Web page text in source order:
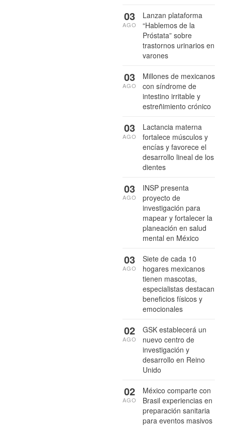
Lanzan plataforma
“Hablemos de la
Próstata” sobre
trastornos urinarios en
varones
03
AGO
Millones de mexicanos
con síndrome de
intestino irritable y
estreñimiento crónico
03
AGO
Lactancia materna
fortalece músculos y
encías y favorece el
desarrollo lineal de los
dientes
03
AGO
INSP presenta
proyecto de
investigación para
mapear y fortalecer la
planeación en salud
mental en México
03
AGO
Siete de cada 10
hogares mexicanos
tienen mascotas,
especialistas destacan
beneficios físicos y
emocionales
03
AGO
GSK establecerá un
nuevo centro de
investigación y
desarrollo en Reino
Unido
02
AGO
México comparte con
Brasil experiencias en
preparación sanitaria
para eventos masivos
02
AGO